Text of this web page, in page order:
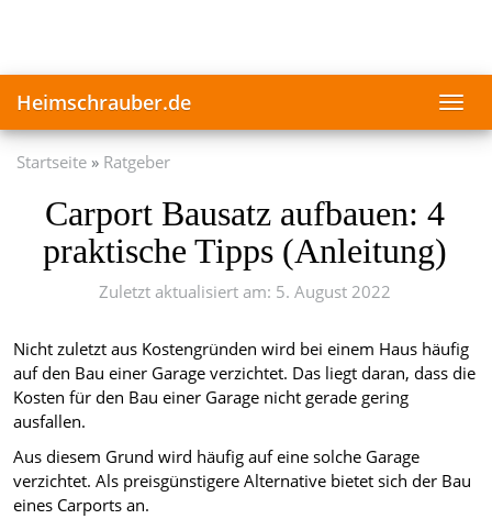
Heimschrauber.de
Startseite Ratgeber
Carport Bausatz aufbauen: 4
praktische Tipps (Anleitung)
Zuletzt aktualisiert am: 5. August 2022
Nicht zuletzt aus Kostengründen wird bei einem Haus häufig
auf den Bau einer Garage verzichtet. Das liegt daran, dass die
Kosten für den Bau einer Garage nicht gerade gering
ausfallen.
Aus diesem Grund wird häufig auf eine solche Garage
verzichtet. Als preisgünstigere Alternative bietet sich der Bau
eines Carports an.